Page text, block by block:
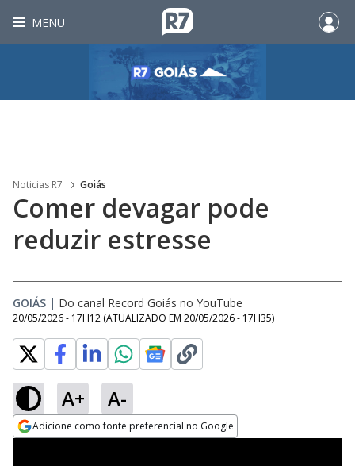
MENU
Noticias R7 Goiás
Comer devagar pode
reduzir estresse
GOIÁS | Do canal Record Goiás no YouTube
20/05/2026 - 17H12 (ATUALIZADO EM 20/05/2026 - 17H35)
A+ A-
Adicione como fonte preferencial no Google